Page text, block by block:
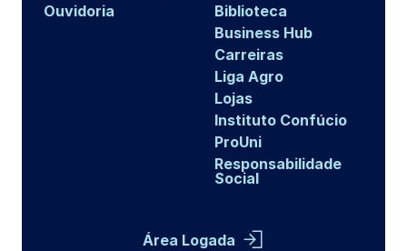
Ouvidoria
Biblioteca
Business Hub
Carreiras
Liga Agro
Lojas
Instituto Confúcio
ProUni
Responsabilidade
Social
Área Logada